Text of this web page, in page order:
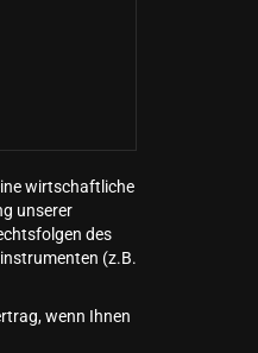
wirtschaftliche
unserer
des
(z.B.
wenn Ihnen